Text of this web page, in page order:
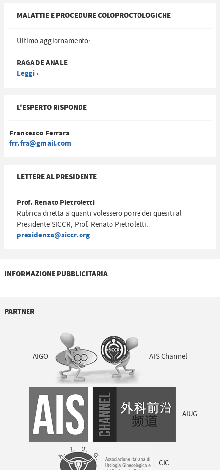
MALATTIE E PROCEDURE COLOPROCTOLOGICHE
Ultimo aggiornamento:
RAGADE ANALE
Leggi ›
L'ESPERTO RISPONDE
Francesco Ferrara
frr.fra@gmail.com
LETTERE AL PRESIDENTE
Prof. Renato Pietroletti
Rubrica diretta a quanti volessero porre dei quesiti al
Presidente SICCR, Prof. Renato Pietroletti.
presidenza@siccr.org
INFORMAZIONE PUBBLICITARIA
PARTNER
AIGO AIS Channel
AIUG
CIC